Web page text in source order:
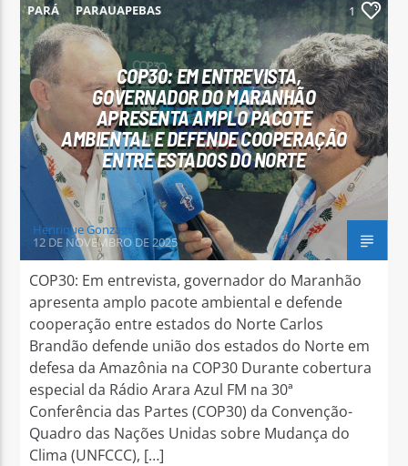
PARÁ PARAUAPEBAS 1
COP30: EM ENTREVISTA,
GOVERNADOR DO MARANHÃO
APRESENTA AMPLO PACOTE
AMBIENTAL E DEFENDE COOPERAÇÃO
ENTRE ESTADOS DO NORTE
Henrique Gonzaga
12 DE NOVEMBRO DE 2025
COP30: Em entrevista, governador do Maranhão
apresenta amplo pacote ambiental e defende
cooperação entre estados do Norte Carlos
Brandão defende união dos estados do Norte em
defesa da Amazônia na COP30 Durante cobertura
especial da Rádio Arara Azul FM na 30ª
Conferência das Partes (COP30) da Convenção-
Quadro das Nações Unidas sobre Mudança do
Clima (UNFCCC), […]